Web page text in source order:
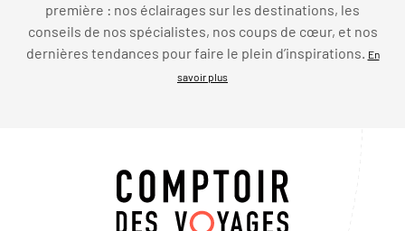
première : nos éclairages sur les destinations, les
conseils de nos spécialistes, nos coups de cœur, et nos
dernières tendances pour faire le plein d’inspirations. En
savoir plus